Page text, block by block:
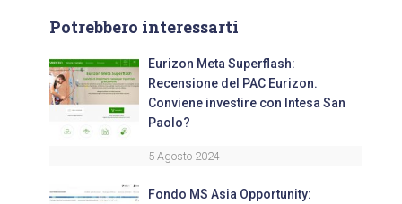
Potrebbero interessarti
Eurizon Meta Superflash:
Recensione del PAC Eurizon.
Conviene investire con Intesa San
Paolo?
5 Agosto 2024
Fondo MS Asia Opportunity: